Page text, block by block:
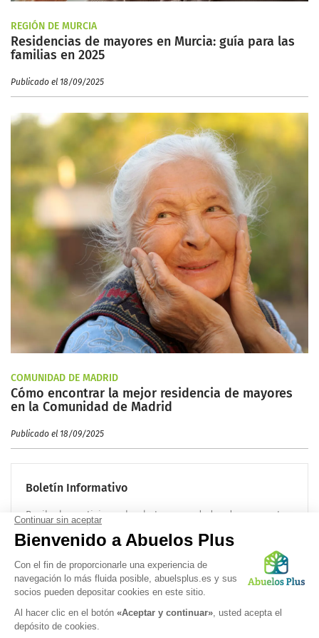
REGIÓN DE MURCIA
Residencias de mayores en Murcia: guía para las
familias en 2025
Publicado el 18/09/2025
COMUNIDAD DE MADRID
Cómo encontrar la mejor residencia de mayores
en la Comunidad de Madrid
Publicado el 18/09/2025
Boletín Informativo
Recibe las noticias sobre la tercera edad cada mes en tu